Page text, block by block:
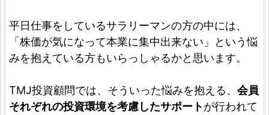
平日仕事をしているサラリーマンの方の中には、
「株価が気になって本業に集中出来ない」という悩
みを抱えている方もいらっしゃるかと思います。
TMJ投資顧問では、そういった悩みを抱える、 会員
それぞれの投資環境を考慮したサポートが行われて